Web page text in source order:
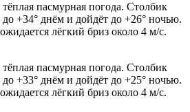
пасмурная погода. Столбик
+34° днём и дойдёт до +26° ночью.
лёгкий бриз около 4 м/с.
пасмурная погода. Столбик
+33° днём и дойдёт до +25° ночью.
лёгкий бриз около 4 м/с.